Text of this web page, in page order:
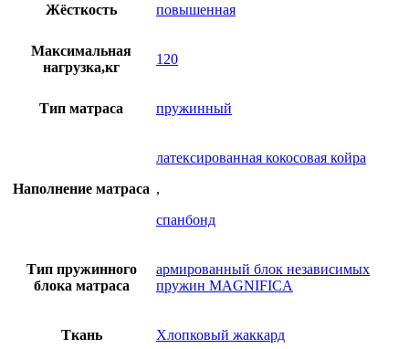
Жёсткость повышенная
Максимальная
нагрузка,кг
120
Тип матраса пружинный
Наполнение матраса
латексированная кокосовая койра
,
спанбонд
Тип пружинного
блока матраса
армированный блок независимых
пружин MAGNIFICA
Ткань Хлопковый жаккард